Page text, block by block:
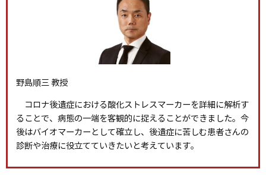
野島順三 教授
コロナ後遺症における酸化ストレスマーカーを詳細に解析す
ることで、病態の一端を客観的に捉えることができました。今
後はバイオマーカーとして確立し、後遺症に苦しむ患者さんの
診断や治療に役立てていきたいと考えています。